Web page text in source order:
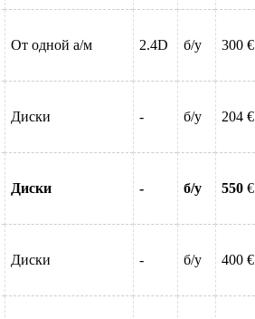
От одной а/м 2.4D б/у 300 €
Диски - б/у 204 €
Диски - б/у 550 €
Диски - б/у 400 €